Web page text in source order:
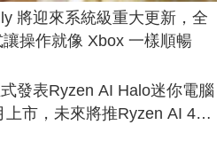
將迎來系統級重大更新，全
操作就像 Xbox 一樣順暢
發表Ryzen AI Halo迷你電腦
上市，未來將推Ryzen AI 400